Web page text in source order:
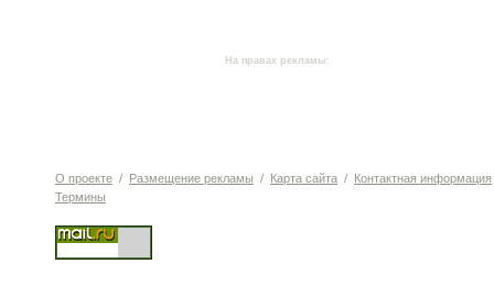
На правах рекламы:
О проекте / Размещение рекламы / Карта сайта / Контактная информация
Термины